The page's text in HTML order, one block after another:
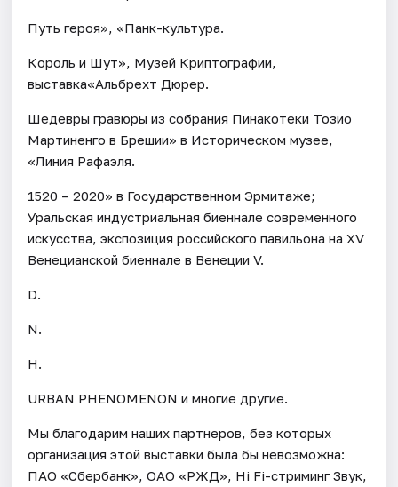
Путь героя», «Панк-культура.
Король и Шут», Музей Криптографии,
выставка«Альбрехт Дюрер.
Шедевры гравюры из собрания Пинакотеки Тозио
Мартиненго в Брешии» в Историческом музее,
«Линия Рафаэля.
1520 – 2020» в Государственном Эрмитаже;
Уральская индустриальная биеннале современного
искусства, экспозиция российского павильона на XV
Венецианской биеннале в Венеции V.
D.
N.
H.
URBAN PHENOMENON и многие другие.
Мы благодарим наших партнеров, без которых
организация этой выставки была бы невозможна:
ПАО «Сбербанк», ОАО «РЖД», Hi Fi-стриминг Звук,